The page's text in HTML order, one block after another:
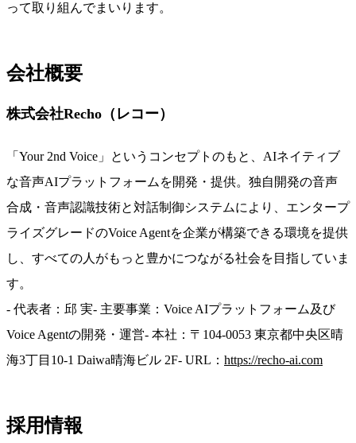
って取り組んでまいります。
会社概要
株式会社Recho（レコー）
「Your 2nd Voice」というコンセプトのもと、AIネイティブ
な音声AIプラットフォームを開発・提供。独自開発の音声
合成・音声認識技術と対話制御システムにより、エンタープ
ライズグレードのVoice Agentを企業が構築できる環境を提供
し、すべての人がもっと豊かにつながる社会を目指していま
す。
- 代表者：邱 実- 主要事業：Voice AIプラットフォーム及び
Voice Agentの開発・運営- 本社：〒104-0053 東京都中央区晴
海3丁目10-1 Daiwa晴海ビル 2F- URL： https://recho-ai.com
採用情報